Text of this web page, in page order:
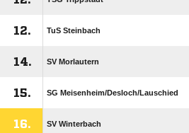
12. TuS Steinbach
14. SV Morlautern
15. SG Meisenheim/​Desloch/​Lauschied
16. SV Winterbach